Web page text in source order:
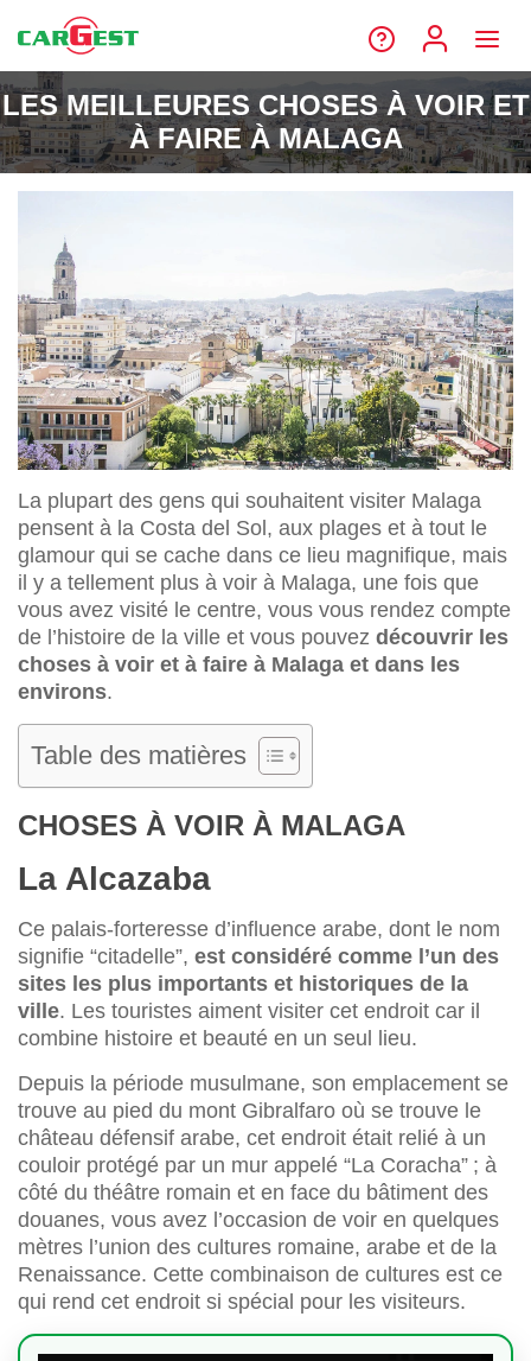
LES MEILLEURES CHOSES À VOIR ET
À FAIRE À MALAGA
La plupart des gens qui souhaitent visiter Malaga
pensent à la Costa del Sol, aux plages et à tout le
glamour qui se cache dans ce lieu magnifique, mais
il y a tellement plus à voir à Malaga, une fois que
vous avez visité le centre, vous vous rendez compte
de l’histoire de la ville et vous pouvez découvrir les
choses à voir et à faire à Malaga et dans les
environs.
Table des matières
CHOSES À VOIR À MALAGA
La Alcazaba
Ce palais-forteresse d’influence arabe, dont le nom
signifie “citadelle”, est considéré comme l’un des
sites les plus importants et historiques de la
ville. Les touristes aiment visiter cet endroit car il
combine histoire et beauté en un seul lieu.
Depuis la période musulmane, son emplacement se
trouve au pied du mont Gibralfaro où se trouve le
château défensif arabe, cet endroit était relié à un
couloir protégé par un mur appelé “La Coracha” ; à
côté du théâtre romain et en face du bâtiment des
douanes, vous avez l’occasion de voir en quelques
mètres l’union des cultures romaine, arabe et de la
Renaissance. Cette combinaison de cultures est ce
qui rend cet endroit si spécial pour les visiteurs.